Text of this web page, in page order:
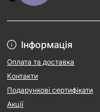
Інформація
Оплата та доставка
Контакти
Подарункові сертифікати
Акції